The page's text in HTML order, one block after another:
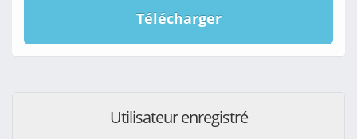
Télécharger
Utilisateur enregistré